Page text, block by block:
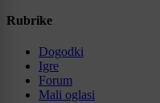
Rubrike
Dogodki
Igre
Forum
Mali oglasi